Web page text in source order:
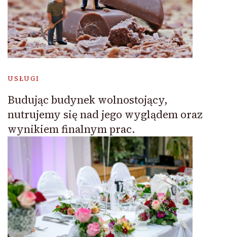
USŁUGI
Budując budynek wolnostojący,
nutrujemy się nad jego wyglądem oraz
wynikiem finalnym prac.